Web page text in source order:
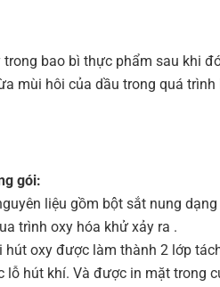
trong bao bì thực phẩm sau khi
mùi hôi của dầu trong quá
gói:
liệu gồm bột sắt nung
trình oxy hóa khử xảy ra .
hút oxy được làm thành 2 lớp
lỗ hút khí. Và được in mặt trong